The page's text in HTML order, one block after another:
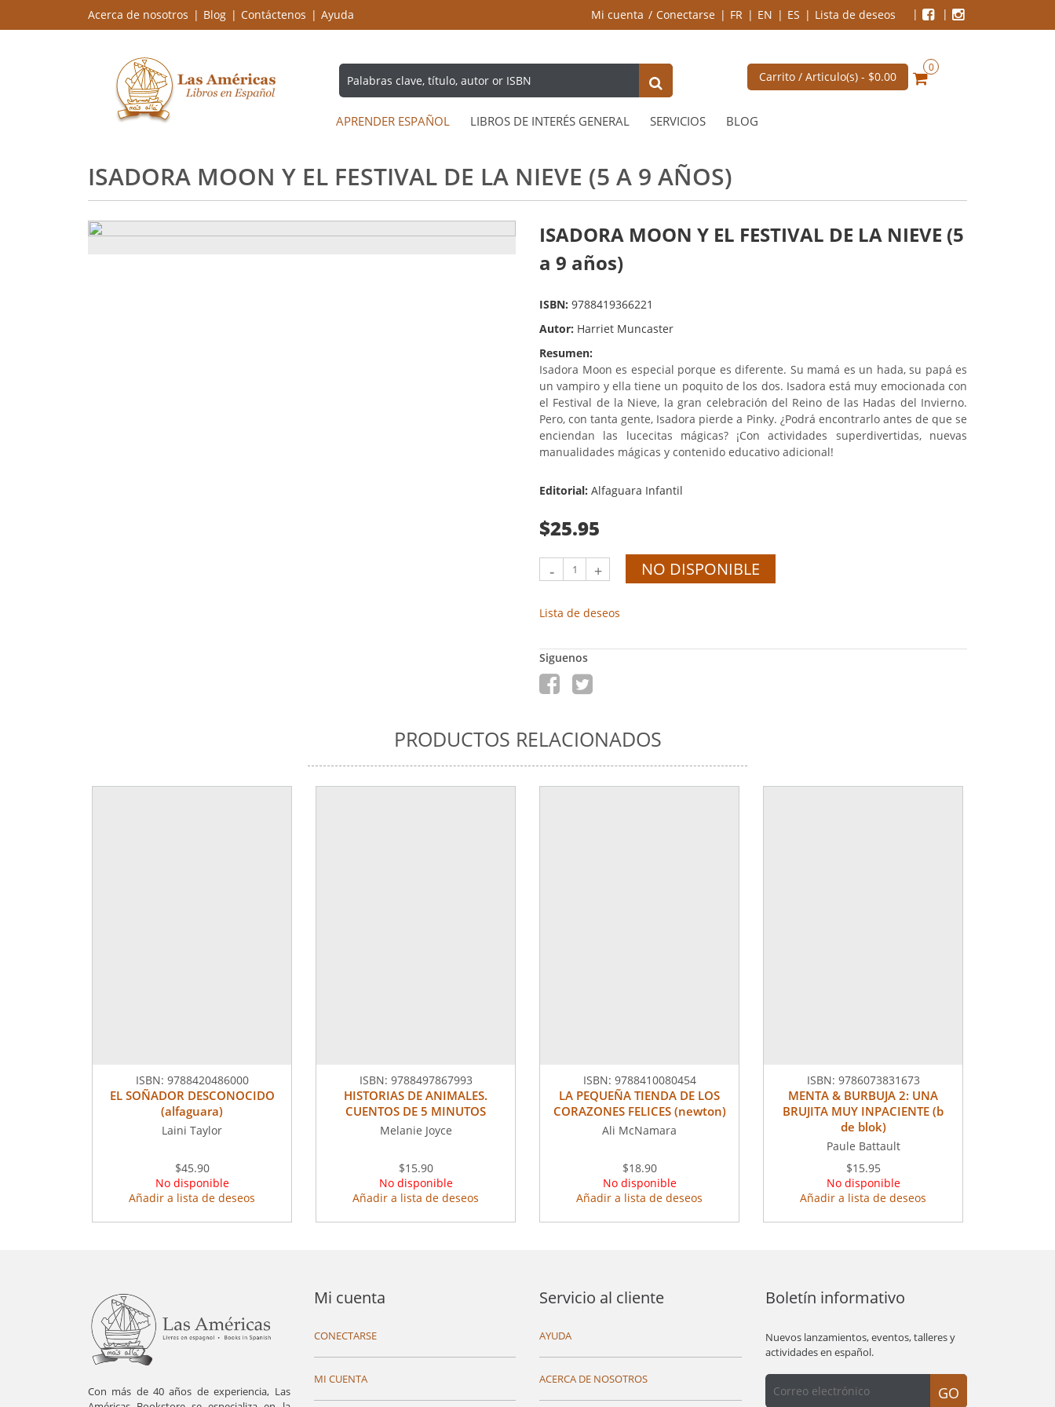
Acerca de nosotros Blog Contáctenos Ayuda Mi cuenta Conectarse FR EN ES Lista de deseos
Carrito / Articulo(s) - $0.00
0
APRENDER ESPAÑOL LIBROS DE INTERÉS GENERAL SERVICIOS BLOG
ISADORA MOON Y EL FESTIVAL DE LA NIEVE (5 A 9 AÑOS)
ISADORA MOON Y EL FESTIVAL DE LA NIEVE (5
a 9 años)
ISBN: 9788419366221
Autor: Harriet Muncaster
Resumen:
Isadora Moon es especial porque es diferente. Su mamá es un hada, su papá es
un vampiro y ella tiene un poquito de los dos. Isadora está muy emocionada con
el Festival de la Nieve, la gran celebración del Reino de las Hadas del Invierno.
Pero, con tanta gente, Isadora pierde a Pinky. ¿Podrá encontrarlo antes de que se
enciendan las lucecitas mágicas? ¡Con actividades superdivertidas, nuevas
manualidades mágicas y contenido educativo adicional!
Editorial: Alfaguara Infantil
$25.95
- + NO DISPONIBLE
Lista de deseos
Siguenos
PRODUCTOS RELACIONADOS
ISBN: 9788420486000
EL SOÑADOR DESCONOCIDO
(alfaguara)
Laini Taylor
$45.90
No disponible
Añadir a lista de deseos
ISBN: 9788497867993
HISTORIAS DE ANIMALES.
CUENTOS DE 5 MINUTOS
Melanie Joyce
$15.90
No disponible
Añadir a lista de deseos
ISBN: 9788410080454
LA PEQUEÑA TIENDA DE LOS
CORAZONES FELICES (newton)
Ali McNamara
$18.90
No disponible
Añadir a lista de deseos
ISBN: 9786073831673
MENTA & BURBUJA 2: UNA
BRUJITA MUY INPACIENTE (b
de blok)
Paule Battault
$15.95
No disponible
Añadir a lista de deseos
Con más de 40 años de experiencia, Las
Mi cuenta
CONECTARSE
MI CUENTA
Servicio al cliente
AYUDA
ACERCA DE NOSOTROS
Boletín informativo
Nuevos lanzamientos, eventos, talleres y
actividades en español.
GO